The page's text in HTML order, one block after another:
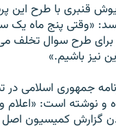
قنبری با طرح اين
«وقتی پنج ‌ماه يک
برای طرح سوال تخلف
نيز باشيم.»
جمهوری اسلامی
و نوشته است: